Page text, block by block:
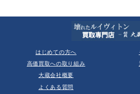
はじめての方へ
高価買取への取り組み
大蔵会社概要
よくある質問